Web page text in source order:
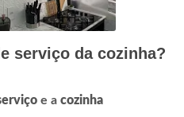
serviço da cozinha?
e a cozinha